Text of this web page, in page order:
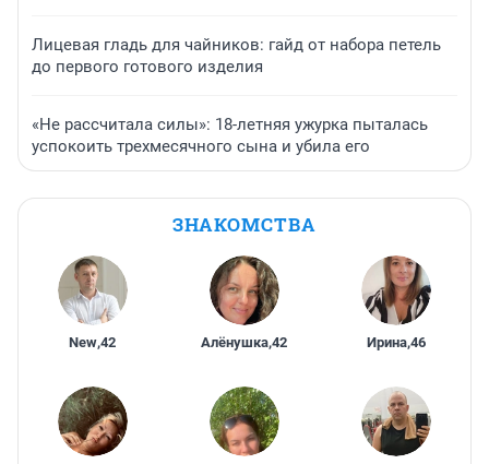
Лицевая гладь для чайников: гайд от набора петель
до первого готового изделия
«Не рассчитала силы»: 18-летняя ужурка пыталась
успокоить трехмесячного сына и убила его
ЗНАКОМСТВА
New,42 Алёнушка,42 Ирина,46